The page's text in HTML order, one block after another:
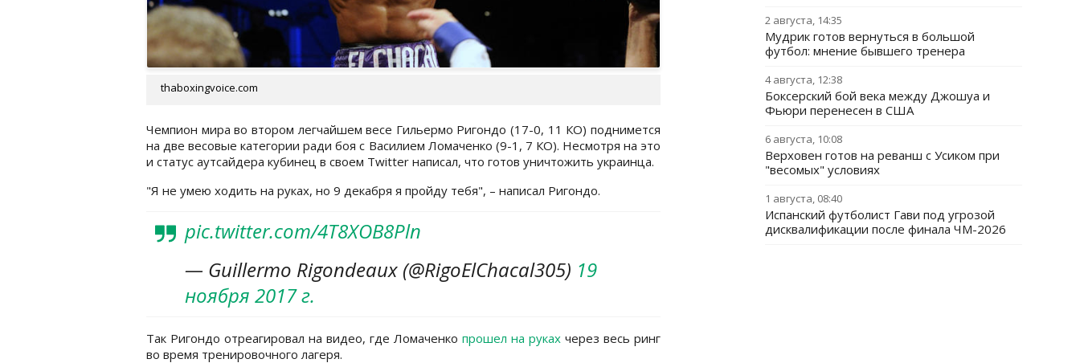
thaboxingvoice.com
Чемпион мира во втором легчайшем весе Гильермо Ригондо (17-0, 11 КО) поднимется
на две весовые категории ради боя с Василием Ломаченко (9-1, 7 КО). Несмотря на это
и статус аутсайдера кубинец в своем Twitter написал, что готов уничтожить украинца.
"Я не умею ходить на руках, но 9 декабря я пройду тебя", – написал Ригондо.
pic.twitter.com/4T8XOB8Pln
— Guillermo Rigondeaux (@RigoElChacal305) 19
ноября 2017 г.
Так Ригондо отреагировал на видео, где Ломаченко прошел на руках через весь ринг
во время тренировочного лагеря.
2 августа, 14:35
Мудрик готов вернуться в большой
футбол: мнение бывшего тренера
4 августа, 12:38
Боксерский бой века между Джошуа и
Фьюри перенесен в США
6 августа, 10:08
Верховен готов на реванш с Усиком при
"весомых" условиях
1 августа, 08:40
Испанский футболист Гави под угрозой
дисквалификации после финала ЧМ-2026